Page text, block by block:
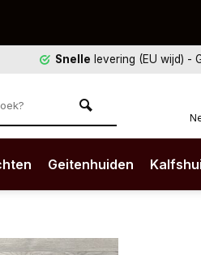
Snelle levering (EU wijd) -
Geitenhuiden